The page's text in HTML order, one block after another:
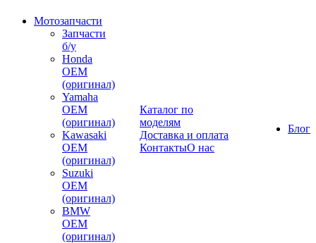
Мотозапчасти
Запчасти
б/у
Honda
OEM
(оригинал)
Yamaha
OEM
(оригинал)
Kawasaki
OEM
(оригинал)
Suzuki
OEM
(оригинал)
BMW
OEM
(оригинал)
Каталог по
моделям
Доставка и оплата
КонтактыО нас
Блог